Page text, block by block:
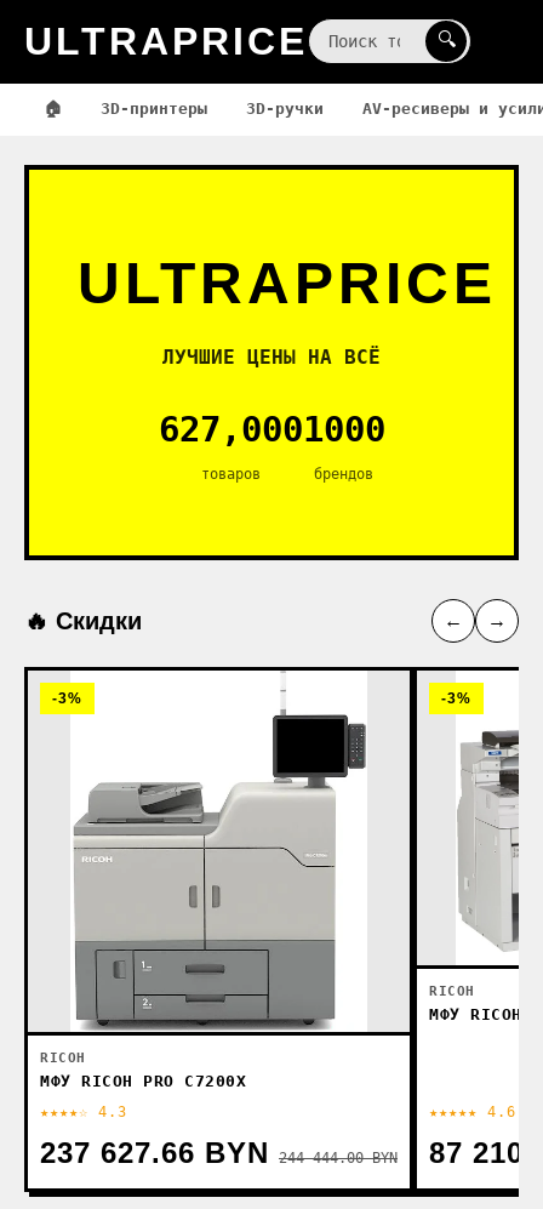
ULTRAPRICE 🔍
🏠 3D-принтеры 3D-ручки AV-ресиверы и
ULTRAPRICE
ЛУЧШИЕ ЦЕНЫ НА ВСЁ
627,000
товаров
1000
брендов
🔥 Скидки ← →
-3%
RICOH
МФУ RICOH PRO C7200X
★★★★☆ 4.3
237 627.66 BYN 244 444.00 BYN
-3%
RICOH
МФУ RICOH
★★★★★ 4.6
87